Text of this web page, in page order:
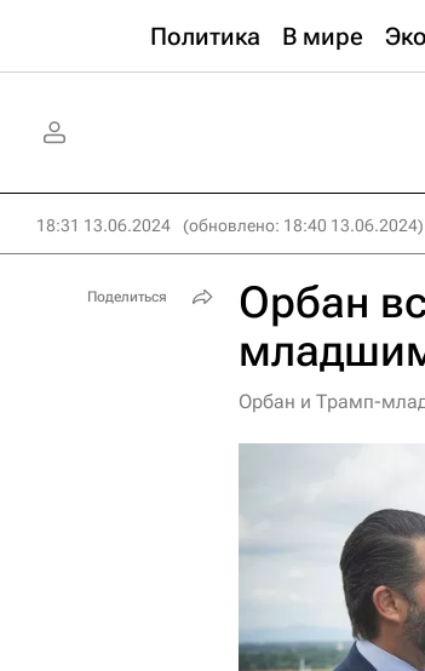
Политика В мире
18:31 13.06.2024 (обновлено: 18:40 13.06.2024)
Орбан
Орбан и Трамп-
Поделиться